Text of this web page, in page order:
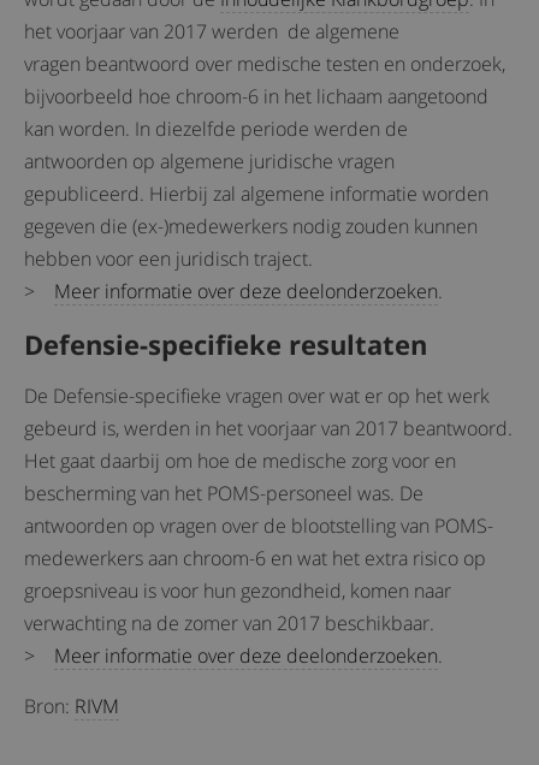
het voorjaar van 2017 werden de algemene
vragen beantwoord over medische testen en onderzoek,
bijvoorbeeld hoe chroom-6 in het lichaam aangetoond
kan worden. In diezelfde periode werden de
antwoorden op algemene juridische vragen
gepubliceerd. Hierbij zal algemene informatie worden
gegeven die (ex-)medewerkers nodig zouden kunnen
hebben voor een juridisch traject.
> Meer informatie over deze deelonderzoeken.
Defensie-specifieke resultaten
De Defensie-specifieke vragen over wat er op het werk
gebeurd is, werden in het voorjaar van 2017 beantwoord.
Het gaat daarbij om hoe de medische zorg voor en
bescherming van het POMS-personeel was. De
antwoorden op vragen over de blootstelling van POMS-
medewerkers aan chroom-6 en wat het extra risico op
groepsniveau is voor hun gezondheid, komen naar
verwachting na de zomer van 2017 beschikbaar.
> Meer informatie over deze deelonderzoeken.
Bron: RIVM